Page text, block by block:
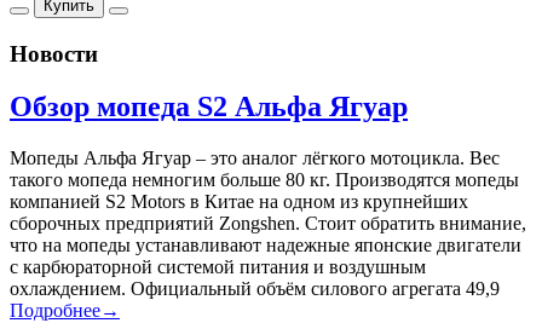
Купить
Новости
Обзор мопеда S2 Альфа Ягуар
Мопеды Альфа Ягуар – это аналог лёгкого мотоцикла. Вес
такого мопеда немногим больше 80 кг. Производятся мопеды
компанией S2 Motors в Китае на одном из крупнейших
сборочных предприятий Zongshen. Стоит обратить внимание,
что на мопеды устанавливают надежные японские двигатели
с карбюраторной системой питания и воздушным
охлаждением. Официальный объём силового агрегата 49,9
Подробнее→